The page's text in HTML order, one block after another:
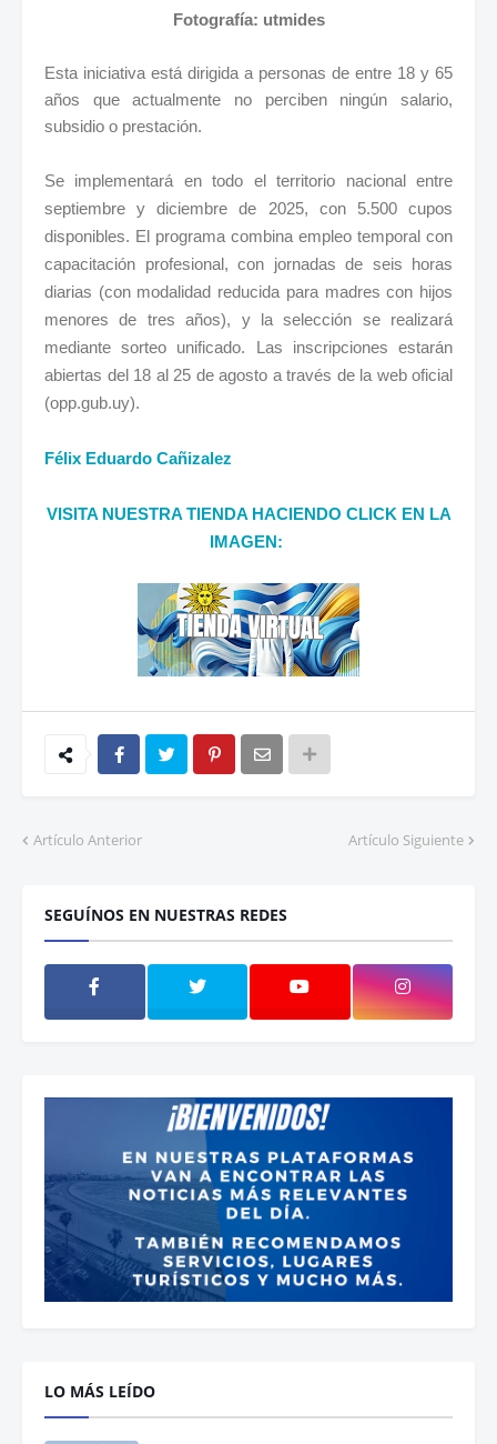
Fotografía: utmides
Esta iniciativa está dirigida a personas de entre 18 y 65
años que actualmente no perciben ningún salario,
subsidio o prestación.
Se implementará en todo el territorio nacional entre
septiembre y diciembre de 2025, con 5.500 cupos
disponibles. El programa combina empleo temporal con
capacitación profesional, con jornadas de seis horas
diarias (con modalidad reducida para madres con hijos
menores de tres años), y la selección se realizará
mediante sorteo unificado. Las inscripciones estarán
abiertas del 18 al 25 de agosto a través de la web oficial
(opp.gub.uy).
Félix Eduardo Cañizalez
VISITA NUESTRA TIENDA HACIENDO CLICK EN LA
IMAGEN:
Artículo Anterior Artículo Siguiente
SEGUÍNOS EN NUESTRAS REDES
LO MÁS LEÍDO